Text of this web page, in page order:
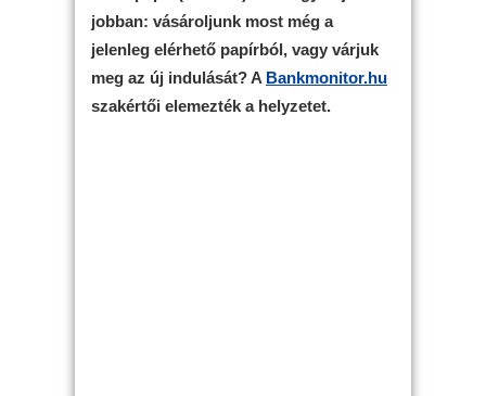
jobban: vásároljunk most még a
jelenleg elérhető papírból, vagy várjuk
meg az új indulását? A Bankmonitor.hu
szakértői elemezték a helyzetet.